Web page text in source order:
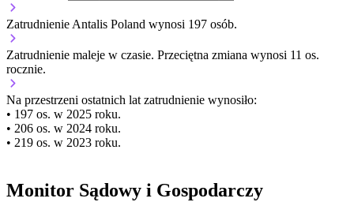
Zatrudnienie Antalis Poland wynosi 197 osób.
Zatrudnienie maleje w czasie. Przeciętna zmiana wynosi 11 os.
rocznie.
Na przestrzeni ostatnich lat zatrudnienie wynosiło:
• 197 os. w 2025 roku.
• 206 os. w 2024 roku.
• 219 os. w 2023 roku.
Monitor Sądowy i Gospodarczy